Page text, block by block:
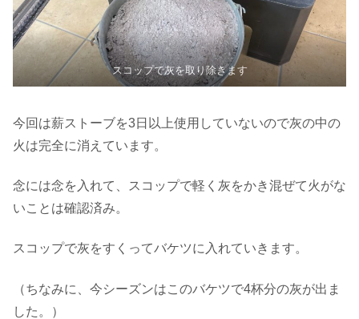
スコップで灰を取り除きます
今回は薪ストーブを3日以上使用していないので灰の中の
火は完全に消えています。
念には念を入れて、スコップで軽く灰をかき混ぜて火がな
いことは確認済み。
スコップで灰をすくってバケツに入れていきます。
（ちなみに、今シーズンはこのバケツで4杯分の灰が出ま
した。）